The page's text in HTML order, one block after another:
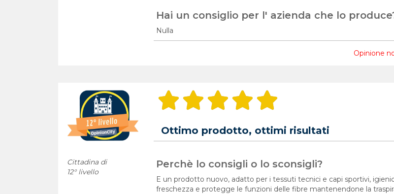
Hai un consiglio per l' azienda che lo
Nulla
Opinione
Cittadina di
12° livello
Ottimo prodotto, ottimi risultati
Perchè lo consigli o lo sconsigli?
E un prodotto nuovo, adatto per i tessuti tecnici e capi sportivi,
freschezza e protegge le funzioni delle fibre mantenendone la